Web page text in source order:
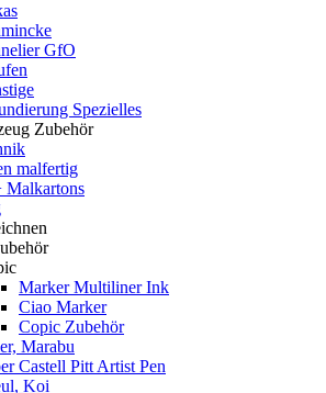
GfO
Spezielles
Zubehör
malfertig
Malkartons
Marker Multiliner Ink
Ciao Marker
Copic Zubehör
Marabu
Castell Pitt Artist Pen
Koi